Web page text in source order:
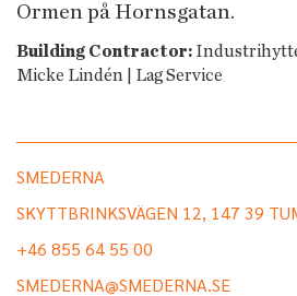
Ormen på Hornsgatan.
Building Contractor:
Micke Lindén | Lag Service
SMEDERNA
SKYTTBRINKSVÄGEN 12, 147 39
+46 855 64 55 00
SMEDERNA@SMEDERNA.SE